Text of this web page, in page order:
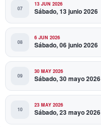
13 JUN 2026
Sábado, 13 junio 2026
6 JUN 2026
Sábado, 06 junio 2026
30 MAY 2026
Sábado, 30 mayo 2026
23 MAY 2026
Sábado, 23 mayo 2026